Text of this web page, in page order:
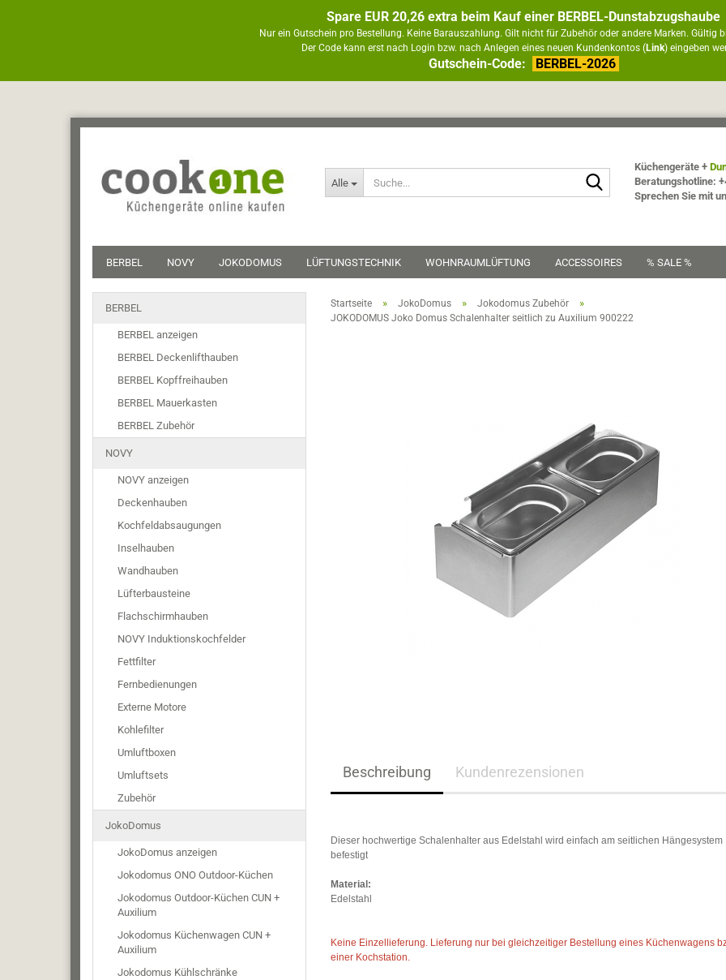
Alle
Suche...
Küchengeräte +
Beratungshotline:
Sprechen Sie mit
Spare EUR 20,26 extra beim Kauf einer BERBEL-Dunstabzugshaube
Nur ein Gutschein pro Bestellung. Keine Barauszahlung. Gilt nicht für Zubehör oder andere Marken. Gültig
Der Code kann erst nach Login bzw. nach Anlegen eines neuen Kundenkontos (Link) eingeben
Gutschein-Code: BERBEL-2026
BERBEL NOVY JOKODOMUS LÜFTUNGSTECHNIK WOHNRAUMLÜFTUNG ACCESSOIRES % SALE %
Startseite » JokoDomus » Jokodomus Zubehör »
JOKODOMUS Joko Domus Schalenhalter seitlich zu Auxilium 900222
Beschreibung Kundenrezensionen
Dieser hochwertige Schalenhalter aus Edelstahl wird einfach am seitlichen Hängesystem
befestigt
Material:
Edelstahl
Keine Einzellieferung. Lieferung nur bei gleichzeitiger Bestellung eines Küchenwagens
einer Kochstation.
BERBEL
BERBEL anzeigen
BERBEL Deckenlifthauben
BERBEL Kopffreihauben
BERBEL Mauerkasten
BERBEL Zubehör
NOVY
NOVY anzeigen
Deckenhauben
Kochfeldabsaugungen
Inselhauben
Wandhauben
Lüfterbausteine
Flachschirmhauben
NOVY Induktionskochfelder
Fettfilter
Fernbedienungen
Externe Motore
Kohlefilter
Umluftboxen
Umluftsets
Zubehör
JokoDomus
JokoDomus anzeigen
Jokodomus ONO Outdoor-Küchen
Jokodomus Outdoor-Küchen CUN +
Auxilium
Jokodomus Küchenwagen CUN +
Auxilium
Jokodomus Kühlschränke